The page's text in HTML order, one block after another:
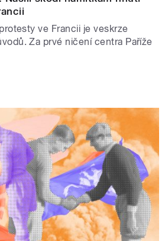
ve Francii je veskrze
Za prvé ničení centra Paříže